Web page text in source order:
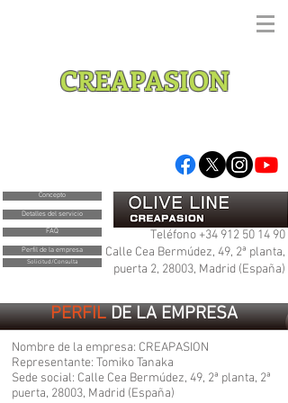
CREAPASION
Concepto
Detalles del servicio
FAQ
Perfil de la empresa
Solicitud/Consulta
Teléfono +34 912 50 14 90
Calle Cea Bermúdez, 49, 2ª planta,
puerta 2, 28003, Madrid (España)
PERFIL DE LA EMPRESA
Nombre de la empresa: CREAPASION
Representante: Tomiko Tanaka
Sede social: Calle Cea Bermúdez, 49, 2ª planta, 2ª
puerta, 28003, Madrid (España)